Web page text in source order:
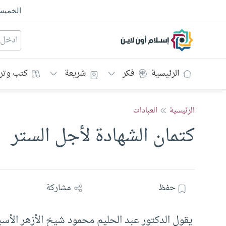
إسلام أون لاين
الرئيسية فكر شريعة كتب
الرئيسية العبادات
كتمان الشهادة لأجل الستر
حفظ مشاركة
يقول الدكتور عبد الحليم محمود شيخ الأزهر